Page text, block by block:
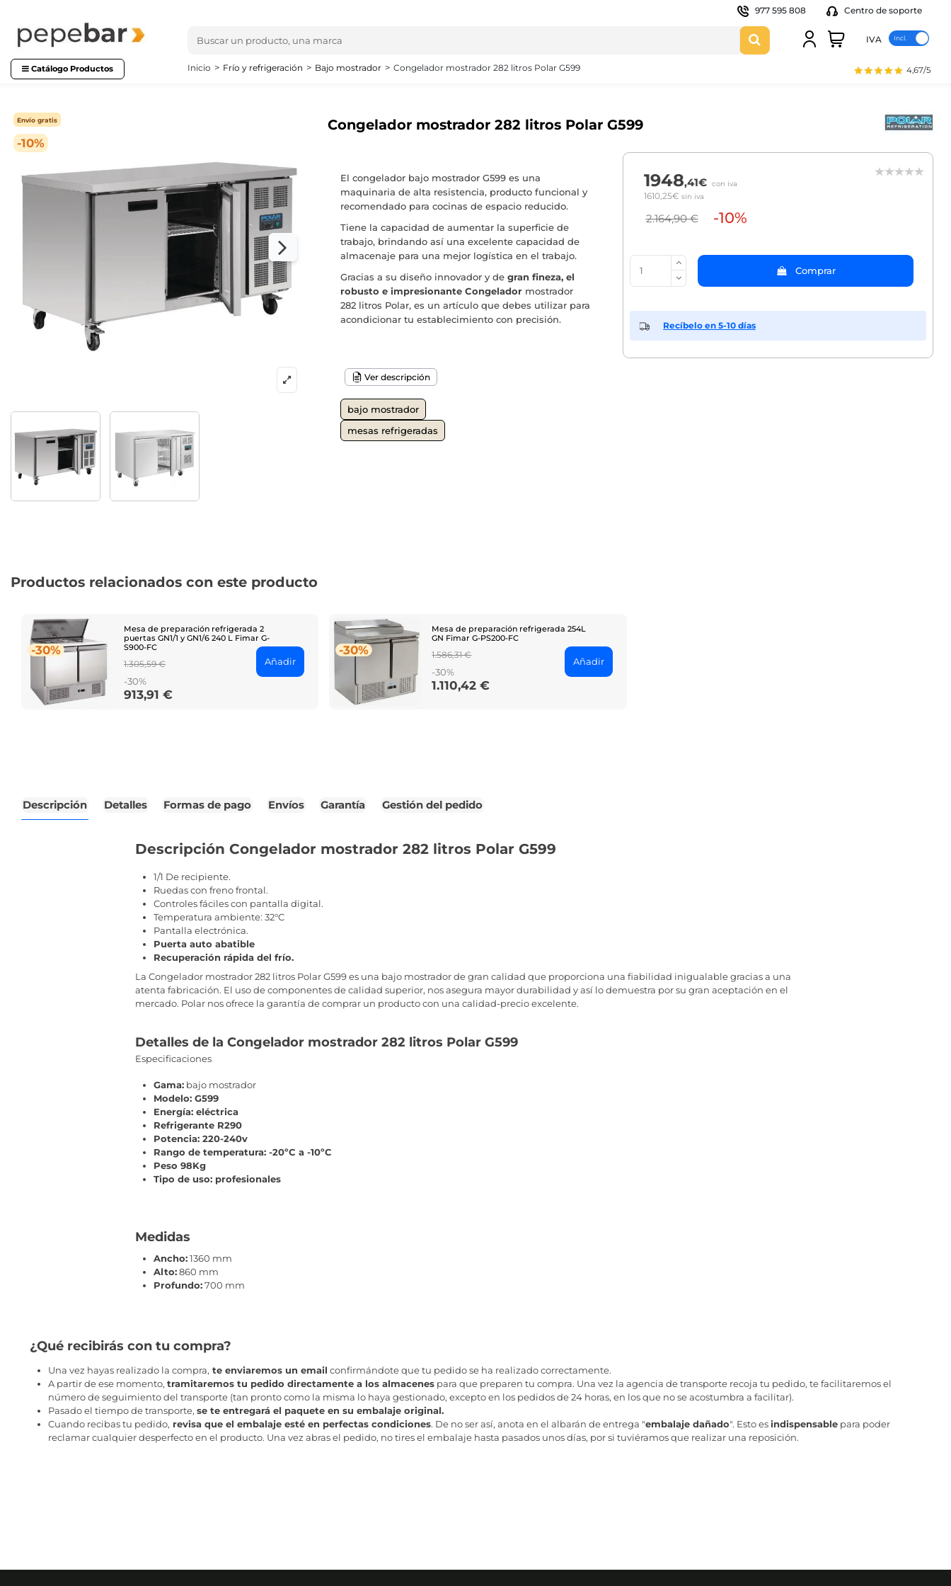
977 595 808 Centro de soporte
IVA
Catálogo Productos 4,67/5
Inicio Frío y refrigeración Bajo mostrador Congelador mostrador 282 litros Polar G599
-10%
Envío gratis Congelador mostrador 282 litros Polar G599
El congelador bajo mostrador G599 es una
maquinaria de alta resistencia, producto funcional y
recomendado para cocinas de espacio reducido.
Tiene la capacidad de aumentar la superficie de
trabajo, brindando así una excelente capacidad de
almacenaje para una mejor logística en el trabajo.
Gracias a su diseño innovador y de gran fineza, el
robusto e impresionante Congeladormostrador
282 litros Polar, es un artículo que debes utilizar para
acondicionar tu establecimiento con precisión.
Ver descripción
bajo mostrador
mesas refrigeradas
1948,41€ con iva
1610,25€ sin iva
2.164,90 € -10%
Comprar
Recíbelo en 5-10 días
Productos relacionados con este producto
-30%
Mesa de preparación refrigerada 2
puertas GN1/1 y GN1/6 240 L Fimar G-
S900-FC
Regular
price
1.305,59 €
-30%
Price
913,91 €
Añadir
-30%
Mesa de preparación refrigerada 254L
GN Fimar G-PS200-FC
Regular
price
1.586,31 €
-30%
Price
1.110,42 €
Añadir
Descripción Detalles Formas de pago Envíos Garantía Gestión del pedido
Descripción Congelador mostrador 282 litros Polar G599
1/1 De recipiente.
Ruedas con freno frontal.
Controles fáciles con pantalla digital.
Temperatura ambiente: 32°C
Pantalla electrónica.
Puerta auto abatible
Recuperación rápida del frío.
La Congelador mostrador 282 litros Polar G599 es una bajo mostrador de gran calidad que proporciona una fiabilidad inigualable gracias a una
atenta fabricación. El uso de componentes de calidad superior, nos asegura mayor durabilidad y así lo demuestra por su gran aceptación en el
mercado. Polar nos ofrece la garantía de comprar un producto con una calidad-precio excelente.
Detalles de la Congelador mostrador 282 litros Polar G599
Especificaciones
Gama: bajo mostrador
Modelo: G599
Energía: eléctrica
Refrigerante R290
Potencia: 220-240v
Rango de temperatura: -20ºC a -10ºC
Peso 98Kg
Tipo de uso: profesionales
Medidas
Ancho:1360 mm
Alto:860 mm
Profundo:700 mm
¿Qué recibirás con tu compra?
Una vez hayas realizado la compra, te enviaremos un email confirmándote que tu pedido se ha realizado correctamente.
A partir de ese momento, tramitaremos tu pedido directamente a los almacenespara que preparen tu compra. Una vez la agencia de transporte recoja tu pedido, te facilitaremos el
número de seguimiento del transporte (tan pronto como la misma lo haya gestionado, excepto en los pedidos de 24 horas, en los que no se acostumbra a facilitar).
Pasado el tiempo de transporte, se te entregará el paquete en su embalaje original.
Cuando recibas tu pedido, revisa que el embalaje esté en perfectas condiciones. De no ser así, anota en el albarán de entrega "embalaje dañado". Esto esindispensablepara poder
reclamar cualquier desperfecto en el producto. Una vez abras el pedido, no tires el embalaje hasta pasados unos días, por si tuviéramos que realizar una reposición.